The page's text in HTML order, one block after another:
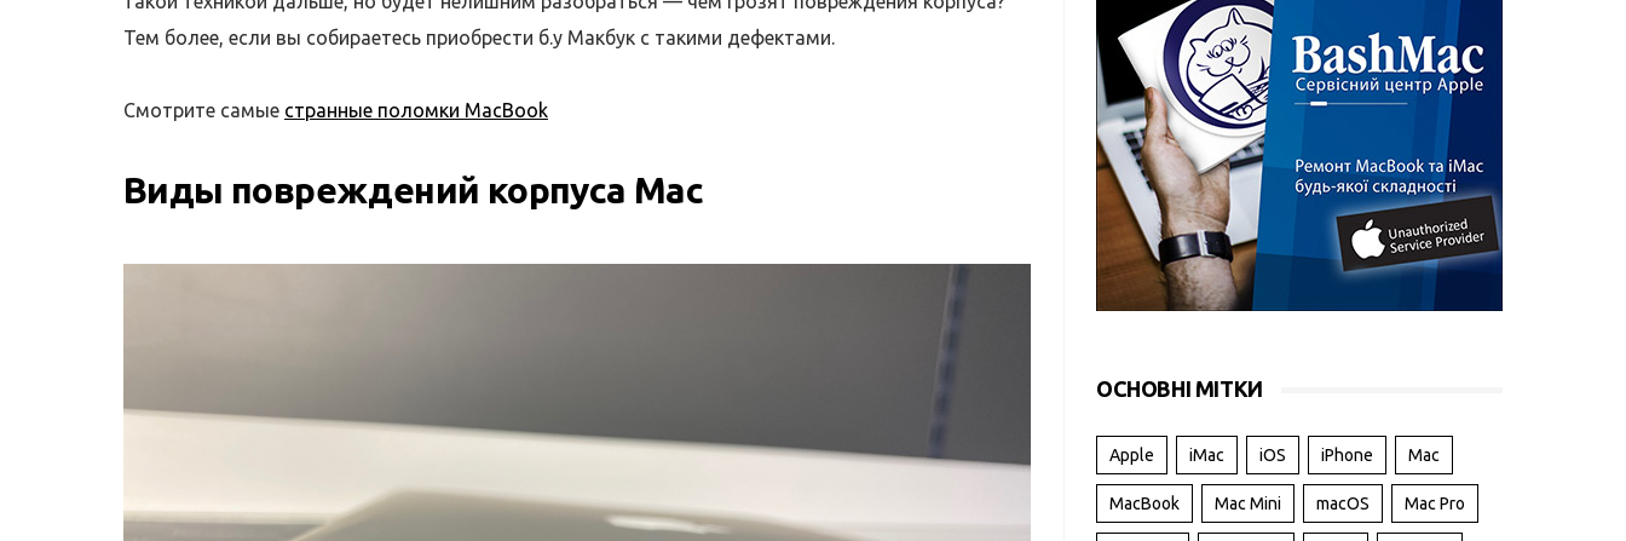
Тем более, если вы собираетесь приобрести б.у Макбук с такими дефектами.
Смотрите самые странные поломки MacBook
Виды повреждений корпуса Mac
ОСНОВНІ МІТКИ
Apple iMac iOS iPhone Mac
MacBook Mac Mini macOS Mac Pro